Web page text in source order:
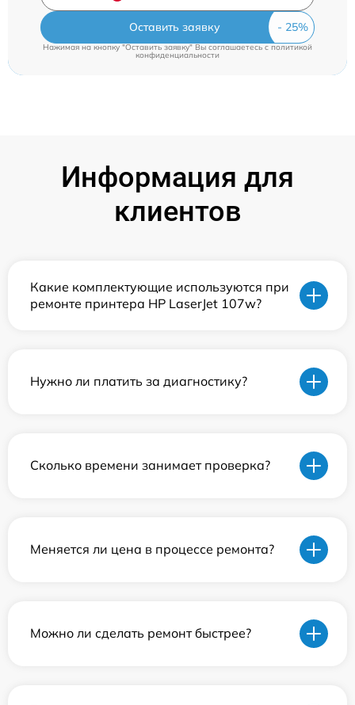
Оставить заявку
Нажимая на кнопку "Оставить заявку" Вы соглашаетесь cполитикой
конфиденциальности
Информация для
клиентов
Какие комплектующие используются при
ремонте принтера HP LaserJet 107w?
Нужно ли платить за диагностику?
Сколько времени занимает проверка?
Меняется ли цена в процессе ремонта?
Можно ли сделать ремонт быстрее?